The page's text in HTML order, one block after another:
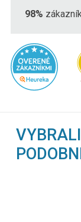
98%